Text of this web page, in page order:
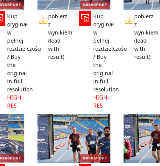
Kup
oryginał
w
pełnej
rozdzielczości
/ Buy
the
original
in full
resolution
HIGH-
RES
pobierz
z
wynikiem
(load
with
result)
Kup
oryginał
w
pełnej
rozdzielczości
/ Buy
the
original
in full
resolution
HIGH-
RES
pobierz
z
wynikiem
(load
with
result)